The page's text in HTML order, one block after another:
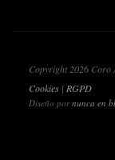
Copyright 2026 Coro
Cookies | RGPD
Diseño pornunca en